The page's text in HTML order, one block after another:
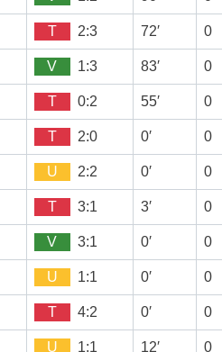
T 2:3 72′ 0
V 1:3 83′ 0
T 0:2 55′ 0
T 2:0 0′ 0
U 2:2 0′ 0
T 3:1 3′ 0
V 3:1 0′ 0
U 1:1 0′ 0
T 4:2 0′ 0
U 1:1 12′ 0